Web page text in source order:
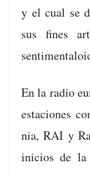
y el cual se
sus fines
En la radio
esta­ciones
nia, RAI y
ini­cios de la